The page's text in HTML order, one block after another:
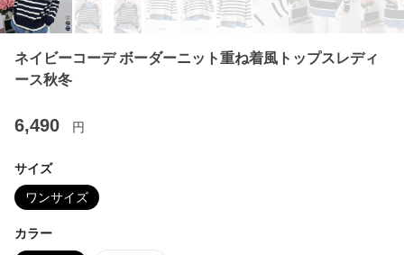
ネイビーコーデ ボーダーニット重ね着風トップスレディ
ース秋冬
6,490 円
サイズ
ワンサイズ
カラー